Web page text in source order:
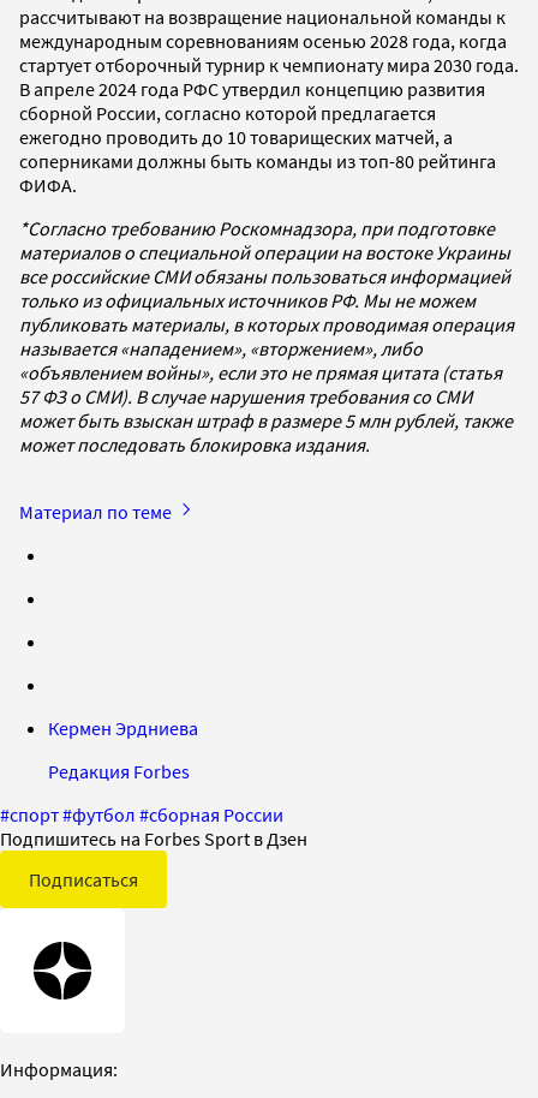
рассчитывают на возвращение национальной команды к
международным соревнованиям осенью 2028 года, когда
стартует отборочный турнир к чемпионату мира 2030 года.
В апреле 2024 года РФС утвердил концепцию развития
сборной России, согласно которой предлагается
ежегодно проводить до 10 товарищеских матчей, а
соперниками должны быть команды из топ-80 рейтинга
ФИФА.
*Согласно требованию Роскомнадзора, при подготовке
материалов о специальной операции на востоке Украины
все российские СМИ обязаны пользоваться информацией
только из официальных источников РФ. Мы не можем
публиковать материалы, в которых проводимая операция
называется «нападением», «вторжением», либо
«объявлением войны», если это не прямая цитата (статья
57 ФЗ о СМИ). В случае нарушения требования со СМИ
может быть взыскан штраф в размере 5 млн рублей, также
может последовать блокировка издания.
Материал по теме
Кермен Эрдниева
Редакция Forbes
#спорт#футбол #сборная России
Подпишитесь на Forbes Sport в Дзен
Подписаться
Информация: